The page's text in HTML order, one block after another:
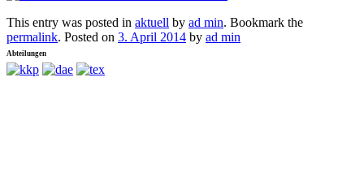
This entry was posted in aktuell by ad min. Bookmark the
permalink. Posted on 3. April 2014 by ad min
Abteilungen